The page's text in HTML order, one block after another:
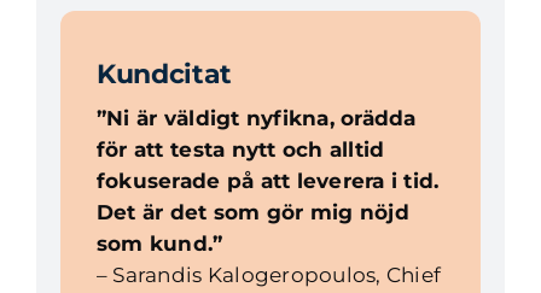
Kundcitat
”Ni är väldigt nyfikna, orädda
för att testa nytt och alltid
fokuserade på att leverera i tid.
Det är det som gör mig nöjd
som kund.”
– Sarandis Kalogeropoulos, Chief